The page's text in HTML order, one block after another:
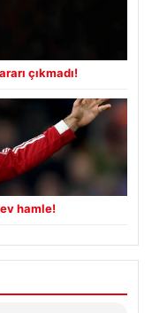
çıkmadı!
hamle!